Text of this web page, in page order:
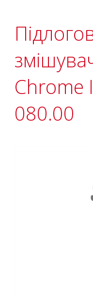
Chrome
080.00